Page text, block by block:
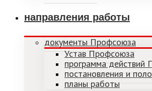
направления работы
документы Профсоюза
Устав Профсоюза
программа действий
постановления и
планы работы